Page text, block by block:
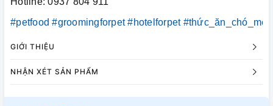
#petfood #groomingforpet #hotelforpet #thức_ăn_chó_mèo
GIỚI THIỆU
NHẬN XÉT SẢN PHẨM